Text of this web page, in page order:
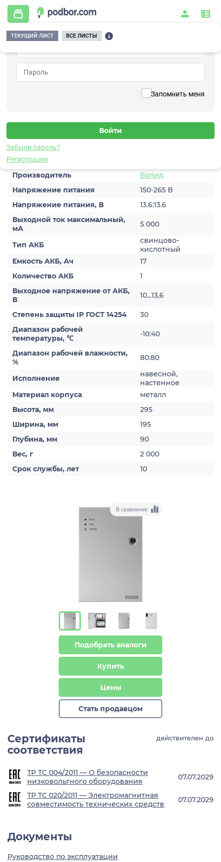
Запомнить меня
Забыли пароль?
Регистрация
ТЕКУЩИЙ ЛИСТ ВСЕ ЛИСТЫ
Главная / Системы питания и энергетики / Источники бесперебойного питания
РИП-12 исп.101
Источник бесперебойного питания
Характеристики
Производитель
Болид
Напряжение питания
150-265 В
Напряжение питания, В
13.6:13.6
Выходной ток максимальный,
мА
5 000
Тип АКБ
свинцово-
кислотный
Емкость АКБ, Ач
17
Количество АКБ
1
Выходное напряжение от АКБ,
В
10...13,6
Степень защиты IP ГОСТ 14254
30
Диапазон рабочей
температуры, ℃
-10:40
Диапазон рабочей влажности,
%
80:80
Исполнение
навесной,
настенное
Материал корпуса
металл
Высота, мм
295
Ширина, мм
195
Глубина, мм
90
Вес, г
2 000
Срок службы, лет
10
В сравнение
Подобрать аналоги
Купить
Цены
Стать продавцом
Сертификаты
соответствия
действителен до
ТР ТС 004/2011 — О безопасности
низковольтного оборудования
07.07.2029
ТР ТС 020/2011 — Электромагнитная
совместимость технических средств
07.07.2029
Документы
Руководство по эксплуатации